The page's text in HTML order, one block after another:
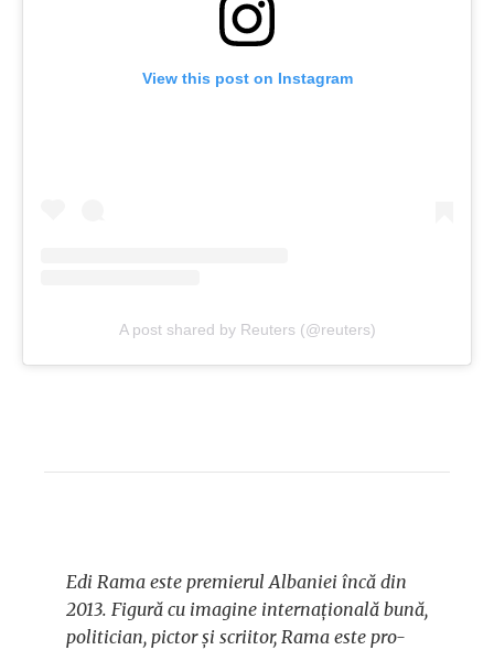
View this post on Instagram
A post shared by Reuters (@reuters)
Edi Rama este premierul Albaniei încă din
2013. Figură cu imagine internațională bună,
politician, pictor și scriitor, Rama este pro-